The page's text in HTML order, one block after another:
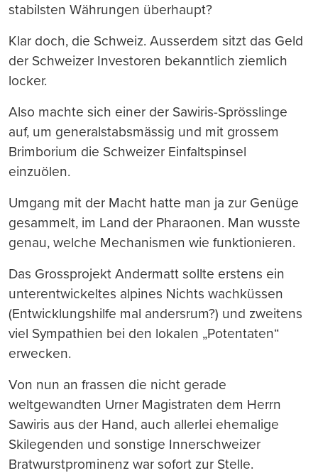
stabilsten Währungen überhaupt?
Klar doch, die Schweiz. Ausserdem sitzt das Geld
der Schweizer Investoren bekanntlich ziemlich
locker.
Also machte sich einer der Sawiris-Sprösslinge
auf, um generalstabsmässig und mit grossem
Brimborium die Schweizer Einfaltspinsel
einzuölen.
Umgang mit der Macht hatte man ja zur Genüge
gesammelt, im Land der Pharaonen. Man wusste
genau, welche Mechanismen wie funktionieren.
Das Grossprojekt Andermatt sollte erstens ein
unterentwickeltes alpines Nichts wachküssen
(Entwicklungshilfe mal andersrum?) und zweitens
viel Sympathien bei den lokalen „Potentaten“
erwecken.
Von nun an frassen die nicht gerade
weltgewandten Urner Magistraten dem Herrn
Sawiris aus der Hand, auch allerlei ehemalige
Skilegenden und sonstige Innerschweizer
Bratwurstprominenz war sofort zur Stelle.